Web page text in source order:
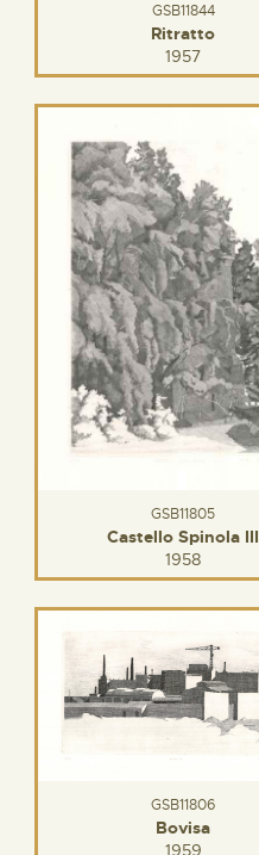
GSB11844
Ritratto
1957
GSB11805
Castello Spinola III
1958
GSB11806
Bovisa
1959